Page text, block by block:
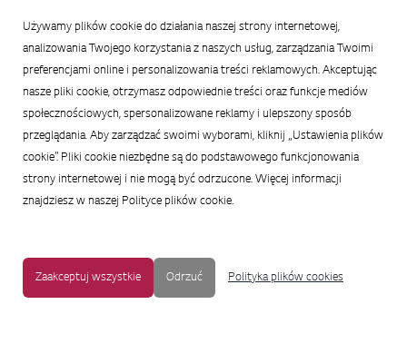
Podsumowanie:
Używamy plików cookie do działania naszej strony internetowej,
analizowania Twojego korzystania z naszych usług, zarządzania Twoimi
preferencjami online i personalizowania treści reklamowych. Akceptując
nasze pliki cookie, otrzymasz odpowiednie treści oraz funkcje mediów
społecznościowych, spersonalizowane reklamy i ulepszony sposób
przeglądania. Aby zarządzać swoimi wyborami, kliknij „Ustawienia plików
cookie”. Pliki cookie niezbędne są do podstawowego funkcjonowania
strony internetowej i nie mogą być odrzucone. Więcej informacji
znajdziesz w naszej Polityce plików cookie.
Zaakceptuj wszystkie Odrzuć Polityka plików cookies